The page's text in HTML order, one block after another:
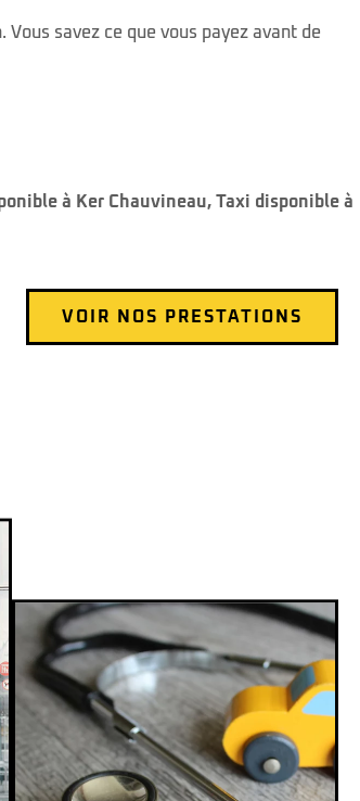
savez ce que vous payez avant de
à Ker Chauvineau,Taxi disponible à
VOIR NOS PRESTATIONS